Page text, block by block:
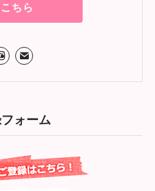
ちら
ォーム